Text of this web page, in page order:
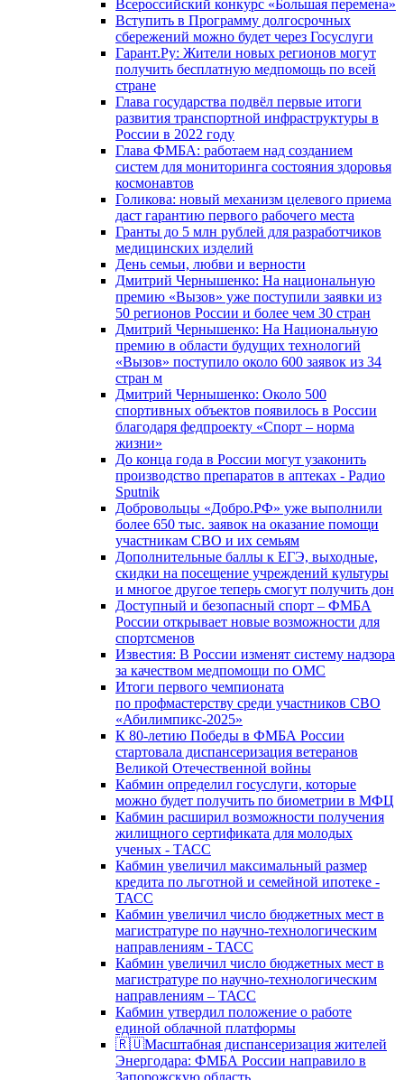
Всероссийский конкурс «Большая перемена»
Вступить в Программу долгосрочных
сбережений можно будет через Госуслуги
Гарант.Ру: Жители новых регионов могут
получить бесплатную медпомощь по всей
стране
Глава государства подвёл первые итоги
развития транспортной инфраструктуры в
России в 2022 году
Глава ФМБА: работаем над созданием
систем для мониторинга состояния здоровья
космонавтов
Голикова: новый механизм целевого приема
даст гарантию первого рабочего места
Гранты до 5 млн рублей для разработчиков
медицинских изделий
День семьи, любви и верности
Дмитрий Чернышенко: На национальную
премию «Вызов» уже поступили заявки из
50 регионов России и более чем 30 стран
Дмитрий Чернышенко: На Национальную
премию в области будущих технологий
«Вызов» поступило около 600 заявок из 34
стран м
Дмитрий Чернышенко: Около 500
спортивных объектов появилось в России
благодаря федпроекту «Спорт – норма
жизни»
До конца года в России могут узаконить
производство препаратов в аптеках - Радио
Sputnik
Добровольцы «Добро.РФ» уже выполнили
более 650 тыс. заявок на оказание помощи
участникам СВО и их семьям
Дополнительные баллы к ЕГЭ, выходные,
скидки на посещение учреждений культуры
и многое другое теперь смогут получить дон
Доступный и безопасный спорт – ФМБА
России открывает новые возможности для
спортсменов
Известия: В России изменят систему надзора
за качеством медпомощи по ОМС
Итоги первого чемпионата
по профмастерству среди участников СВО
«Абилимпикс-2025»
К 80-летию Победы в ФМБА России
стартовала диспансеризация ветеранов
Великой Отечественной войны
Кабмин определил госуслуги, которые
можно будет получить по биометрии в МФЦ
Кабмин расширил возможности получения
жилищного сертификата для молодых
ученых - ТАСС
Кабмин увеличил максимальный размер
кредита по льготной и семейной ипотеке -
ТАСС
Кабмин увеличил число бюджетных мест в
магистратуре по научно-технологическим
направлениям - ТАСС
Кабмин увеличил число бюджетных мест в
магистратуре по научно-технологическим
направлениям – ТАСС
Кабмин утвердил положение о работе
единой облачной платформы
🇷🇺Масштабная диспансеризация жителей
Энергодара: ФМБА России направило в
Запорожскую область